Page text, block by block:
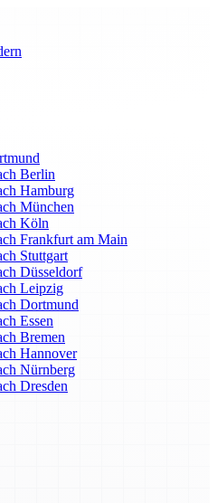
Berlin
Hamburg
München
Köln
Frankfurt am Main
Stuttgart
Düsseldorf
Leipzig
Dortmund
Essen
Bremen
Hannover
Nürnberg
Dresden